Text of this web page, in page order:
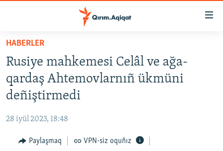
Esas
qaytmaq
Baş
navigatsiyağa
qaytmaq
Qıdıruvğa
qaytmaq
SİYASET
İQTİSADİYAT
MEDENİYET
İNSAN AQLARI
HABERLER
Rusiye mahkemesi Celâl ve ağa-
qardaş Ahtemovlarnıñ ükmüni
deñiştirmedi
28 iyül 2023, 18:48
Paylaşmaq VPN-siz oquñız